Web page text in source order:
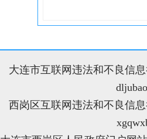
大连市互联网违法和不良信
西岗区互联网违法和不良信